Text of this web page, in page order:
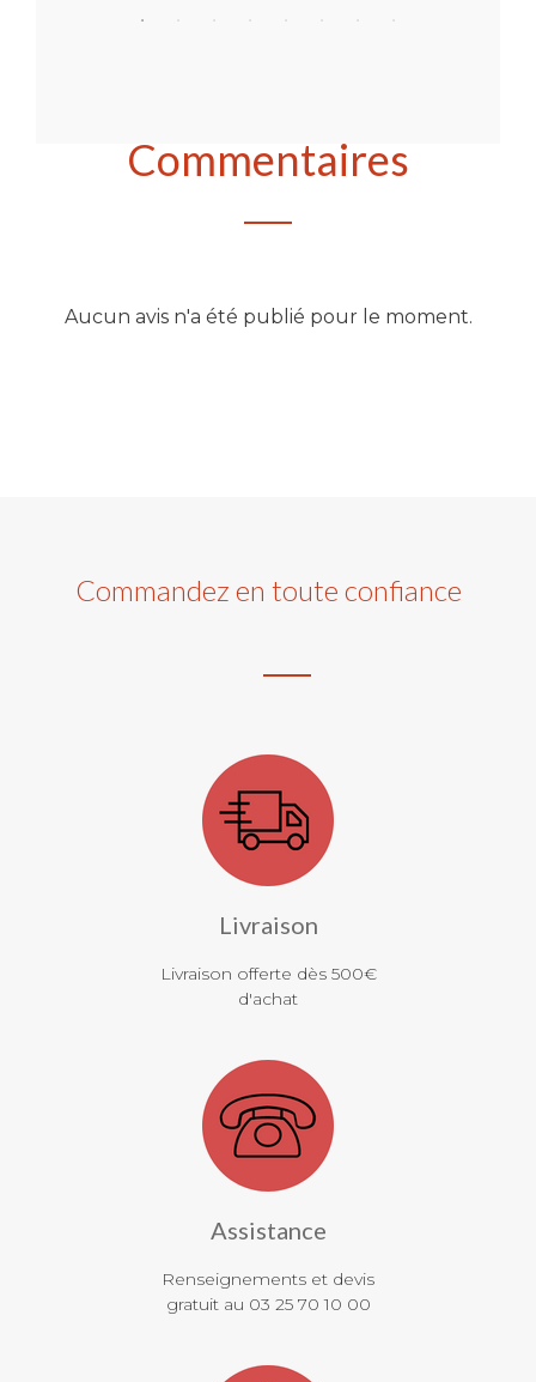
Commentaires
Aucun avis n'a été publié pour le moment.
Commandez en toute confiance
Livraison
Livraison offerte dès 500€
d'achat
Assistance
Renseignements et devis
gratuit au 03 25 70 10 00